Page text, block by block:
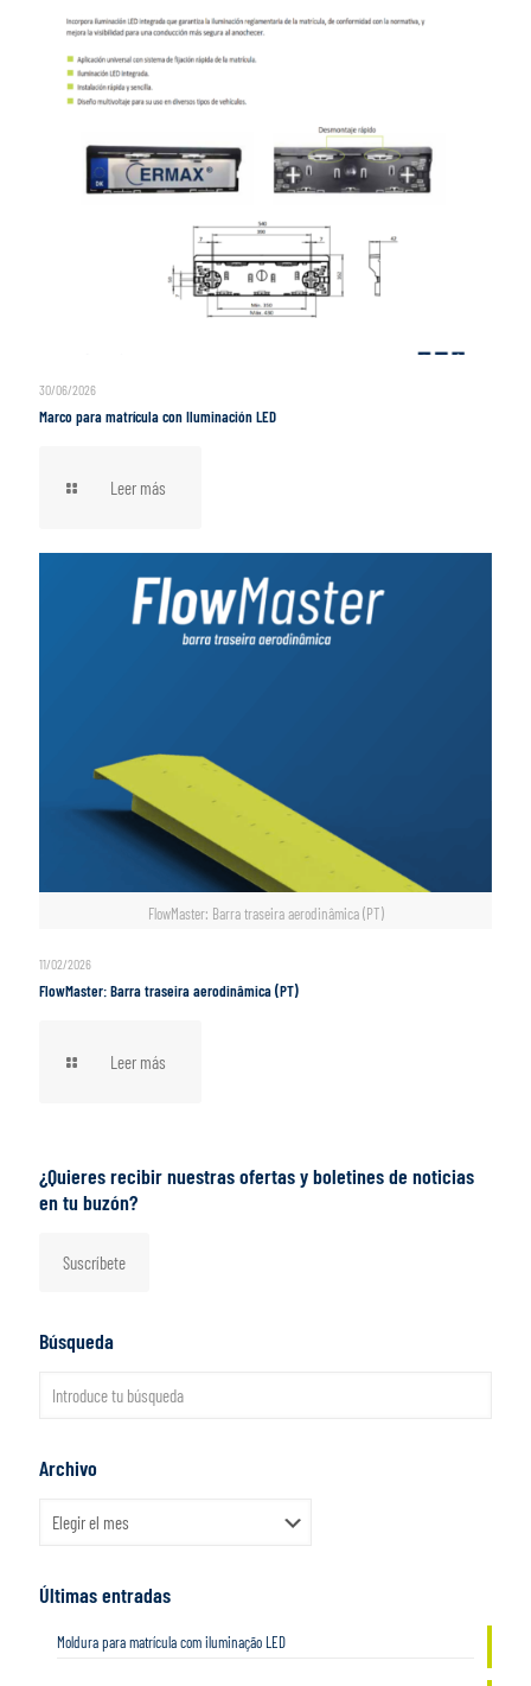
30/06/2026
Marco para matrícula con Iluminación LED
Leer más
FlowMaster: Barra traseira aerodinâmica (PT)
11/02/2026
FlowMaster: Barra traseira aerodinâmica (PT)
Leer más
¿Quieres recibir nuestras ofertas y boletines de noticias
en tu buzón?
Suscríbete
Búsqueda
Archivo
Últimas entradas
Moldura para matrícula com iluminação LED